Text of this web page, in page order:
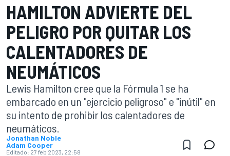
HAMILTON ADVIERTE DEL
PELIGRO POR QUITAR LOS
CALENTADORES DE
NEUMÁTICOS
Lewis Hamilton cree que la Fórmula 1 se ha
embarcado en un "ejercicio peligroso" e "inútil" en
su intento de prohibir los calentadores de
neumáticos.
Jonathan Noble
Adam Cooper
Editado: 27 feb 2023, 22:58